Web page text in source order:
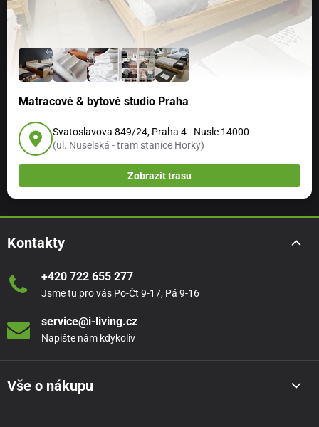
Matracové & bytové studio Praha
Svatoslavova 849/24, Praha 4 - Nusle 14000
(ul. Nuselská - tram stanice Horky)
Zobrazit trasu
Kontakty
+420 722 655 277
Jsme tu pro vás Po-Čt 9-17, Pá 9-16
service@i-living.cz
Napište nám kdykoliv
Vše o nákupu